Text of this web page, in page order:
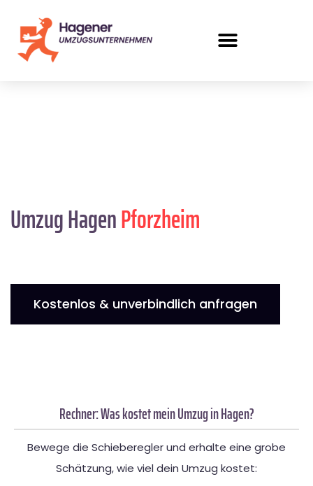
Umzug HagenPforzheim
Kostenlos & unverbindlich anfragen
Rechner: Was kostet mein Umzug in Hagen?
Bewege die Schieberegler und erhalte eine grobe
Schätzung, wie viel dein Umzug kostet: